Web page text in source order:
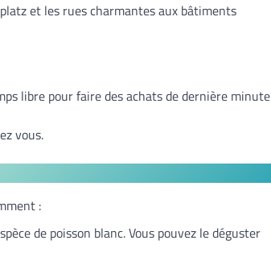
et les rues charmantes aux bâtiments
libre pour faire des achats de dernière minute
vous.
:
de poisson blanc. Vous pouvez le déguster